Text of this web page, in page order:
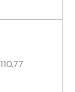
110,77